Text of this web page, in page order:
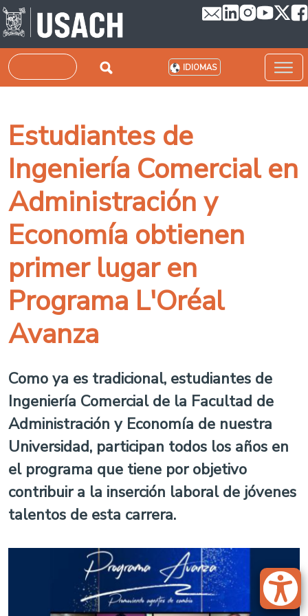
Pasar al contenido principal
Buscar IDIOMAS
Estudiantes de
Ingeniería Comercial en
Administración y
Economía obtienen
primer lugar en
Programa L'Oréal
Avanza
Como ya es tradicional, estudiantes de
Ingeniería Comercial de la Facultad de
Administración y Economía de nuestra
Universidad, participan todos los años en
el programa que tiene por objetivo
contribuir a la inserción laboral de jóvenes
talentos de esta carrera.